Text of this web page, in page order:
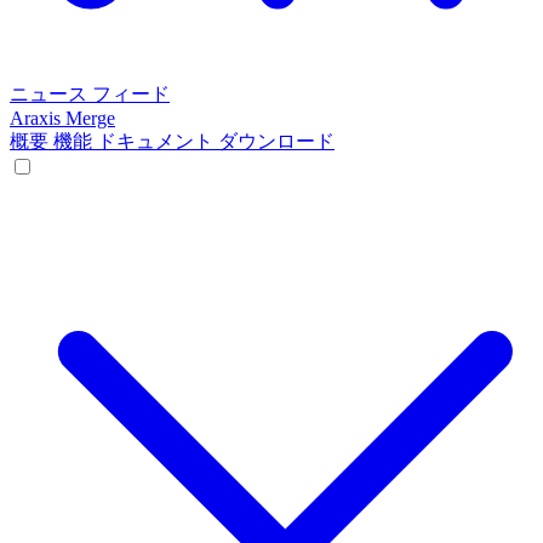
ニュース フィード
Araxis Merge
概要 機能 ドキュメント ダウンロード